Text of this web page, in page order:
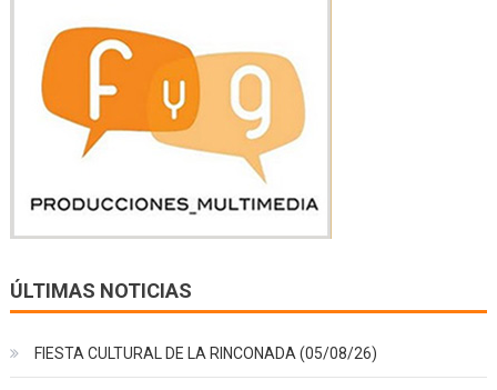
ÚLTIMAS NOTICIAS
FIESTA CULTURAL DE LA RINCONADA (05/08/26)